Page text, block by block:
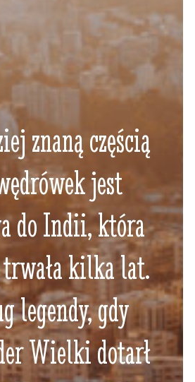
znaną częścią
jest
do Indii, która
trwała kilka lat.
legendy, gdy
Wielki dotarł